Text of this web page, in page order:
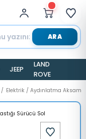
ARA
JEEP
LAND
ROVER
Elektrik / Aydınlatma Aksamı